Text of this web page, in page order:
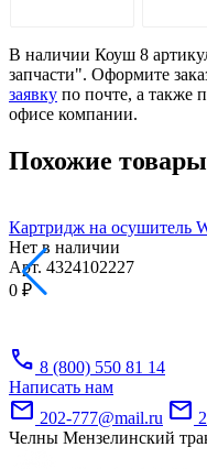
В наличии Коуш 8
запчасти". Оформите
заявку по почте, а также
офисе компании.
Похожие товары
Картридж на осушитель
Нет в наличии
Арт. 4324102227
0 ₽
call 8 (800) 550 81 14
Написать нам
mail 202-777@mail.ru mail
Челны Мензелинский